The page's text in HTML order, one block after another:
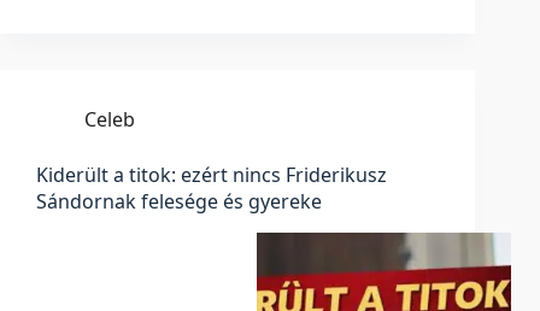
Celeb
Kiderült a titok: ezért nincs Friderikusz
Sándornak felesége és gyereke